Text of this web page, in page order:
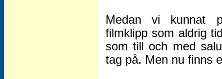
Medan vi kunnat
filmklipp som aldrig
som till och med
tag på. Men nu finns